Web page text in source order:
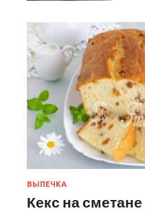
ВЫПЕЧКА
Кекс на